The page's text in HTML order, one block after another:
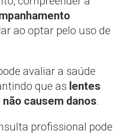
ao optar pelo uso de
avaliar a saúde
que as lentes
causem danos.
profissional pode